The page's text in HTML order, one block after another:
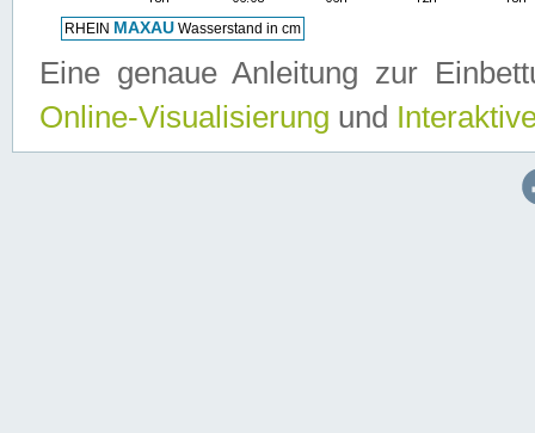
Eine genaue Anleitung zur
Online-Visualisierung und